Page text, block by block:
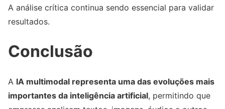
A análise crítica continua sendo essencial para validar
resultados.
Conclusão
A IA multimodal representa uma das evoluções mais
importantes da inteligência artificial, permitindo que